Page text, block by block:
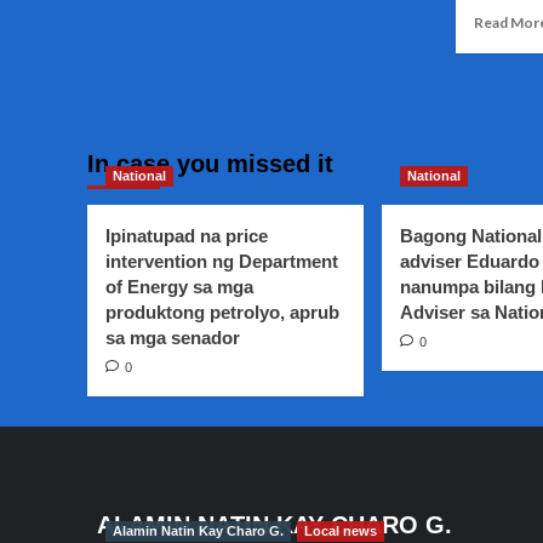
maabot
Read
In case you missed it
National
Ipinatupad na price
intervention ng Department
of Energy sa mga
produktong petrolyo, aprub
sa mga senador
0
National
Bagong
adviser Eduardo
nanumpa bilang
Adviser sa
0
ALAMIN NATIN KAY CHARO G.
Alamin Natin Kay Charo G. Local news